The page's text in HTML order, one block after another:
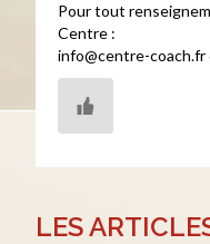
Pour tout
Centre :
info@centre-coach.fr
LES